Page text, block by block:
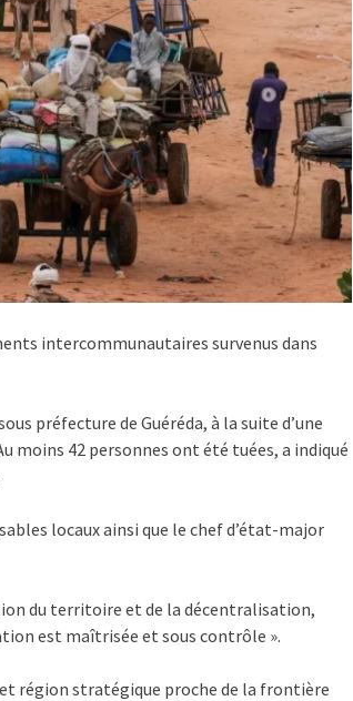
intercommunautaires survenus dans
préfecture de Guéréda, à la suite d’une
moins 42 personnes ont été tuées, a indiqué
locaux ainsi que le chef d’état-major
du territoire et de la décentralisation,
est maîtrisée et sous contrôle ».
région stratégique proche de la frontière